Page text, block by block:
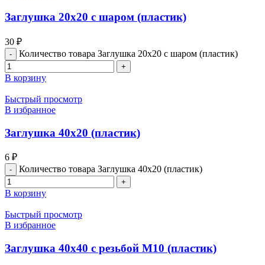
Заглушка 20х20 с шаром (пластик)
30 ₽
Количество товара Заглушка 20х20 с шаром (пластик)
В корзину
Быстрый просмотр
В избранное
Заглушка 40х20 (пластик)
6 ₽
Количество товара Заглушка 40х20 (пластик)
В корзину
Быстрый просмотр
В избранное
Заглушка 40х40 с резьбой М10 (пластик)